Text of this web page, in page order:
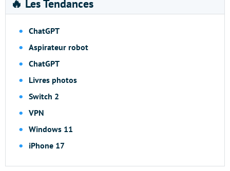
🔥 Les Tendances
ChatGPT
Aspirateur robot
ChatGPT
Livres photos
Switch 2
VPN
Windows 11
iPhone 17